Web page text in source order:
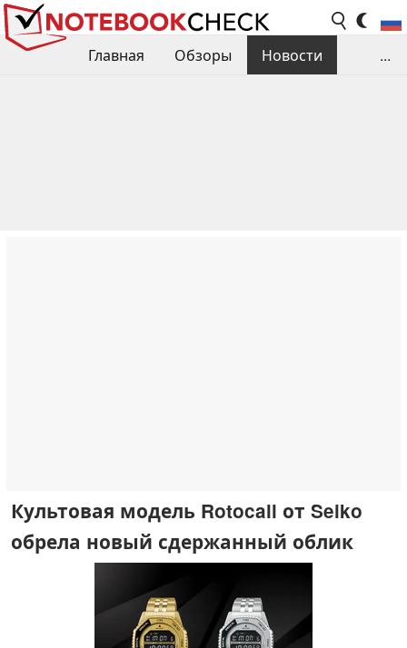
Главная Обзоры
Новости
...
Культовая модель Rotocall от Seiko
обрела новый сдержанный облик